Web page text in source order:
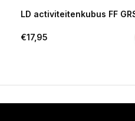
LD activiteitenkubus FF
€17,95